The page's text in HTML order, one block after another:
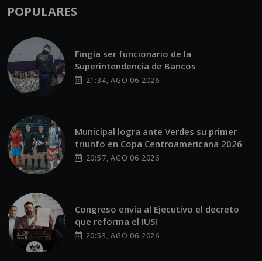
POPULARES
Fingía ser funcionario de la
Superintendencia de Bancos
21:34, AGO 06 2026
Municipal logra ante Verdes su primer
triunfo en Copa Centroamericana 2026
20:57, AGO 06 2026
Congreso envía al Ejecutivo el decreto
que reforma el IUSI
20:53, AGO 06 2026